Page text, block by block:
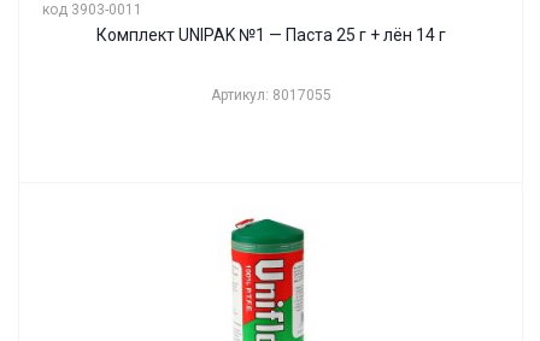
код 3903-0011
Комплект UNIPAK №1 — Паста 25 г + лён 14 г
Артикул: 8017055